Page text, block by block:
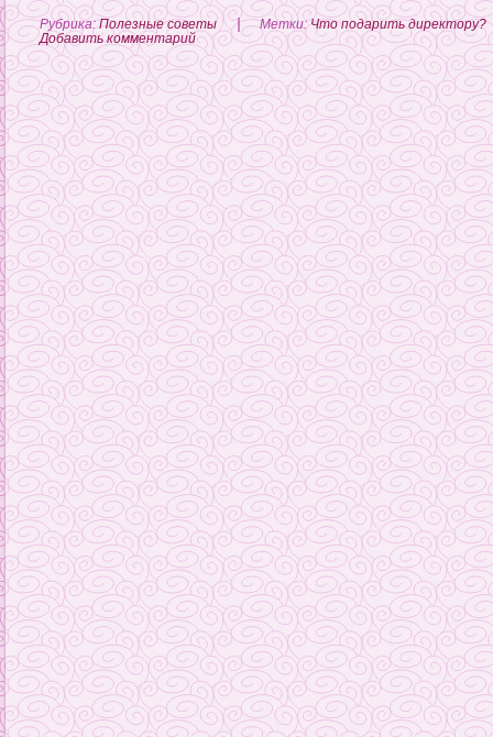
Рубрика: Полезные советы |Метки: Что подарить директору?
Добавить комментарий